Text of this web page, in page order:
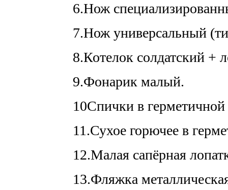
6.Нож
7.Нож универсальный
8.Котелок солдатский +
9.Фонарик малый.
10Спички в герметичной
11.Сухое горючее в
12.Малая сапёрная
13.Фляжка